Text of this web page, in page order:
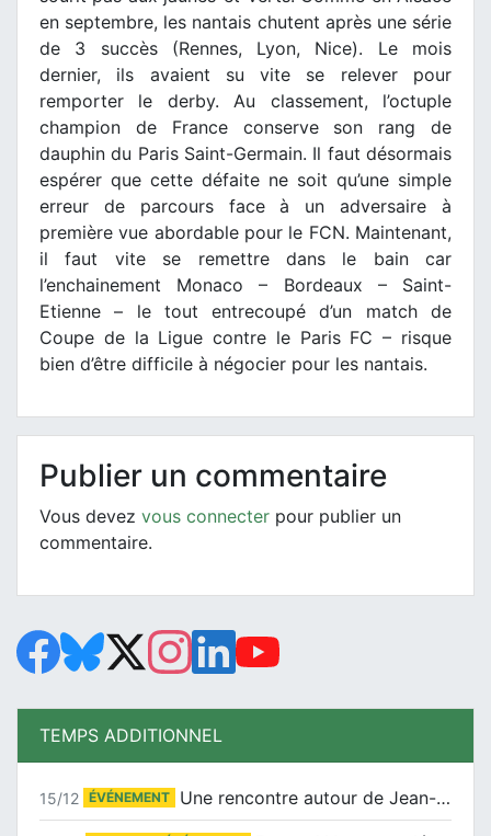
en septembre, les nantais chutent après une série
de 3 succès (Rennes, Lyon, Nice). Le mois
dernier, ils avaient su vite se relever pour
remporter le derby. Au classement, l’octuple
champion de France conserve son rang de
dauphin du Paris Saint-Germain. Il faut désormais
espérer que cette défaite ne soit qu’une simple
erreur de parcours face à un adversaire à
première vue abordable pour le FCN. Maintenant,
il faut vite se remettre dans le bain car
l’enchainement Monaco – Bordeaux – Saint-
Etienne – le tout entrecoupé d’un match de
Coupe de la Ligue contre le Paris FC – risque
bien d’être difficile à négocier pour les nantais.
Publier un commentaire
Vous devez vous connecter pour publier un
commentaire.
TEMPS ADDITIONNEL
15/12 ÉVÉNEMENT Une rencontre autour de Jean-Claude Suaudeau